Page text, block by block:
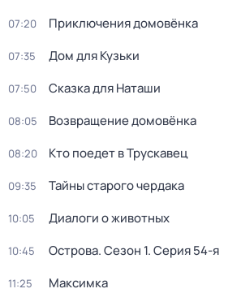
07:20 Приключения домовёнка
07:35 Дом для Кузьки
07:50 Сказка для Наташи
08:05 Возвращение домовёнка
08:20 Кто поедет в Трускавец
09:35 Тайны старого чердака
10:05 Диалоги о животных
10:45 Острова. Сезон 1. Серия 54-я
11:25 Максимка